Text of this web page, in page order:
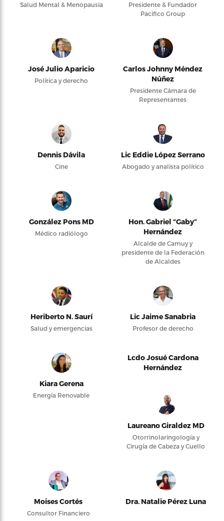
Salud Mental & Menopausia
Presidente & Fundador
Pacifico Group
José Julio Aparicio
Política y derecho
Carlos Johnny Méndez
Núñez
Presidente Cámara de
Representantes
Dennis Dávila
Cine
Lic Eddie López Serrano
Abogado y analista político
González Pons MD
Médico radiólogo
Hon. Gabriel “Gaby”
Hernández
Alcalde de Camuy y
presidente de la Federación
de Alcaldes
Heriberto N. Saurí
Salud y emergencias
Lic Jaime Sanabria
Profesor de derecho
Kiara Gerena
Energía Renovable
Lcdo Josué Cardona
Hernández
Laureano Giraldez MD
Otorrinolaringología y
Cirugía de Cabeza y Cuello
Moises Cortés
Consultor Financiero
Dra. Natalie Pérez Luna